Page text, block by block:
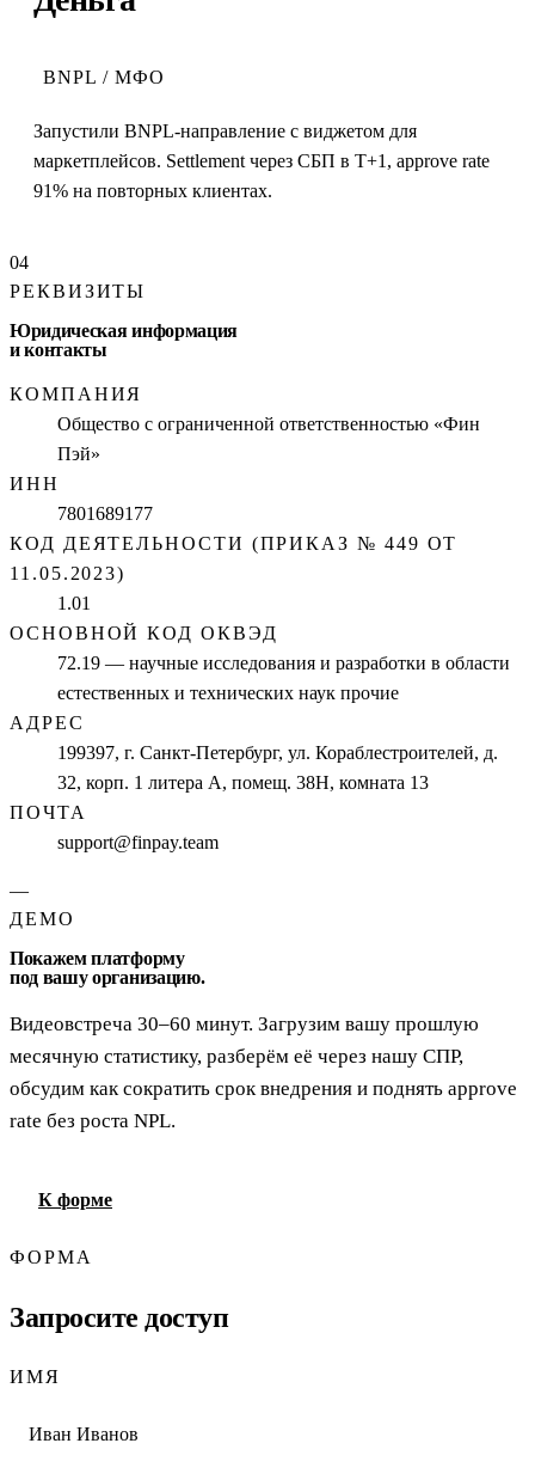
BNPL / МФО
Запустили BNPL-направление с виджетом для
маркетплейсов. Settlement через СБП в T+1, approve rate
91% на повторных клиентах.
04
РЕКВИЗИТЫ
Юридическая информация
и контакты
КОМПАНИЯ
Общество с ограниченной ответственностью «Фин
Пэй»
ИНН
7801689177
КОД ДЕЯТЕЛЬНОСТИ (ПРИКАЗ № 449 ОТ
11.05.2023)
1.01
ОСНОВНОЙ КОД ОКВЭД
72.19 — научные исследования и разработки в области
естественных и технических наук прочие
АДРЕС
199397, г. Санкт-Петербург, ул. Кораблестроителей, д.
32, корп. 1 литера А, помещ. 38Н, комната 13
ПОЧТА
support@finpay.team
—
ДЕМО
Покажем платформу
под вашу организацию.
Видеовстреча 30–60 минут. Загрузим вашу прошлую
месячную статистику, разберём её через нашу СПР,
обсудим как сократить срок внедрения и поднять approve
rate без роста NPL.
К форме
ФОРМА
Запросите доступ
ИМЯ